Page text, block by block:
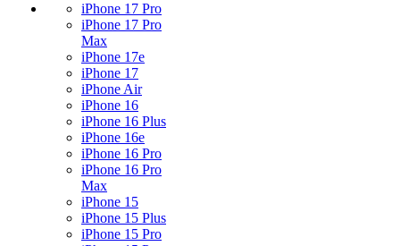
iPhone 17 Pro
iPhone 17 Pro
Max
iPhone 17e
iPhone 17
iPhone Air
iPhone 16
iPhone 16 Plus
iPhone 16e
iPhone 16 Pro
iPhone 16 Pro
Max
iPhone 15
iPhone 15 Plus
iPhone 15 Pro